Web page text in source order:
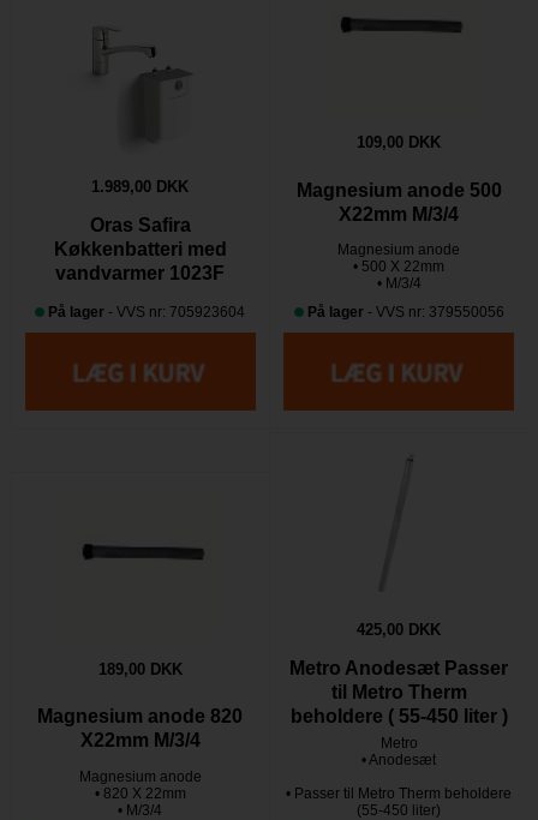
1.989,00 DKK
Oras Safira
Køkkenbatteri med
vandvarmer 1023F
På lager - VVS nr: 705923604
109,00 DKK
Magnesium anode 500
X22mm M/3/4
Magnesium anode
• 500 X 22mm
• M/3/4
På lager - VVS nr: 379550056
189,00 DKK
Magnesium anode 820
X22mm M/3/4
Magnesium anode
• 820 X 22mm
• M/3/4
425,00 DKK
Metro Anodesæt Passer
til Metro Therm
beholdere ( 55-450 liter )
Metro
• Anodesæt
• Passer til Metro Therm beholdere
(55-450 liter)